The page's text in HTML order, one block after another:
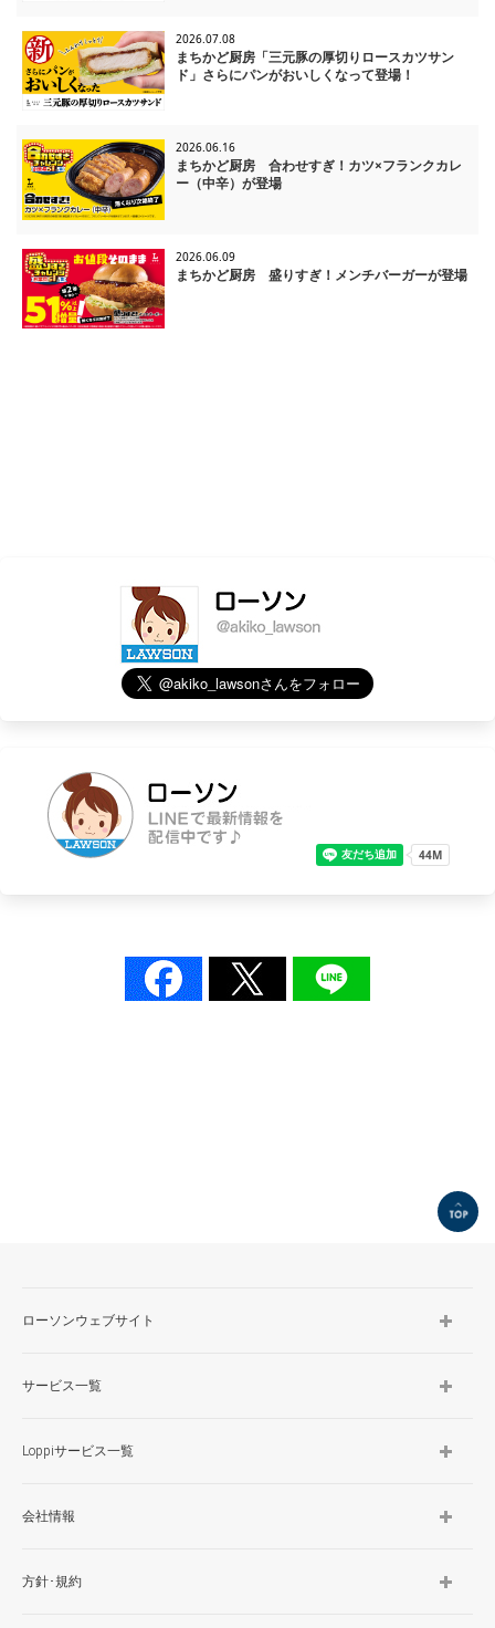
2026.07.08
まちかど厨房「三元豚の厚切りロースカツサン
ド」さらにパンがおいしくなって登場！
2026.06.16
まちかど厨房 合わせすぎ！カツ×フランクカレ
ー（中辛）が登場
2026.06.09
まちかど厨房 盛りすぎ！メンチバーガーが登場
ローソンウェブサイト
サービス一覧
Loppiサービス一覧
会社情報
方針･規約